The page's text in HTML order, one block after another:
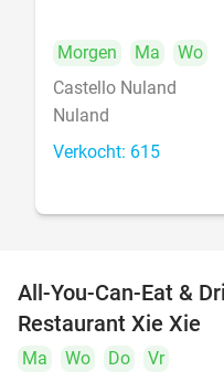
Morgen Ma
Wo
Castello Nuland
Nuland
Verkocht: 615
All-You-Can-Eat &
Restaurant Xie Xie
Ma Wo Do
Vr